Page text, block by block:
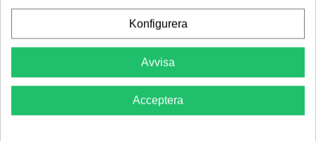
Konfigurera
Avvisa
Acceptera